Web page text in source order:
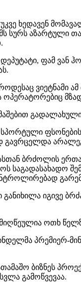
უკვე ხედავენ
სურს აზარტული
დეპუტატი, ფამ
ვიეტნამი ამ
ოპერატორებიც
გავრცელდა
ბრძოლის
საგადასახადო
იგივე
ოთხ
პრემიერ-
ბიზნეს
გამოწვევაა.